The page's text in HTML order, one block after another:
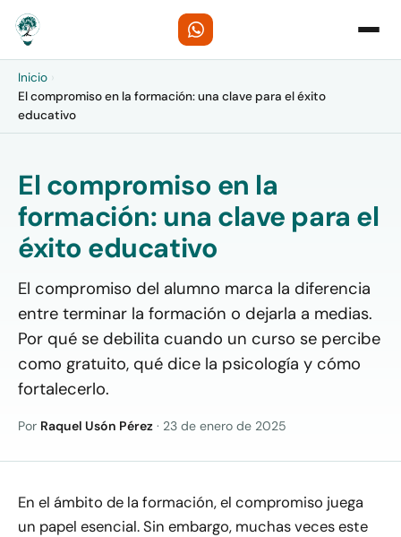
Inicio ›
El compromiso en la formación: una clave para el éxito
educativo
El compromiso en la
formación: una clave para el
éxito educativo
El compromiso del alumno marca la diferencia
entre terminar la formación o dejarla a medias.
Por qué se debilita cuando un curso se percibe
como gratuito, qué dice la psicología y cómo
fortalecerlo.
Por Raquel Usón Pérez · 23 de enero de 2025
En el ámbito de la formación, el compromiso juega
un papel esencial. Sin embargo, muchas veces este